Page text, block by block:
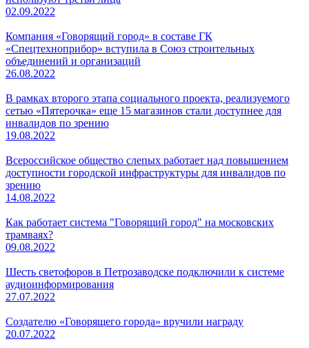
02.09.2022
Компания «Говорящий город» в составе ГК
«Спецтехноприбор» вступила в Союз строительных
объединений и организаций
26.08.2022
В рамках второго этапа социального проекта, реализуемого
сетью «Пятерочка» еще 15 магазинов стали доступнее для
инвалидов по зрению
19.08.2022
Всероссийское общество слепых работает над повышением
доступности городской инфраструктуры для инвалидов по
зрению
14.08.2022
Как работает система "Говорящий город" на московских
трамваях?
09.08.2022
Шесть светофоров в Петрозаводске подключили к системе
аудиоинформирования
27.07.2022
Создателю «Говорящего города» вручили награду
20.07.2022